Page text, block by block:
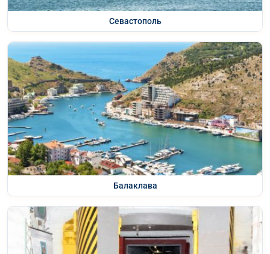
Севастополь
Балаклава